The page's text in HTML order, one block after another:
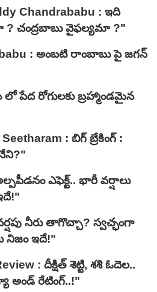
Chandrababu : ఇది
చంద్రబాబు వైఫల్యమా ?"
: అంబటి రాంబాబు పై జగన్
లో పేద రోగులకు బ్రహ్మాండమైన
: బిగ్ బ్రేకింగ్ :
ఎఫెక్ట్.. భారీ వర్షాలు
నీరు తాగొచ్చా? స్వచ్ఛంగా
నిజం ఇదే!"
: దీక్షిత్ శెట్టి, శశి ఓదెల..
అండ్ రేటింగ్‌..!"